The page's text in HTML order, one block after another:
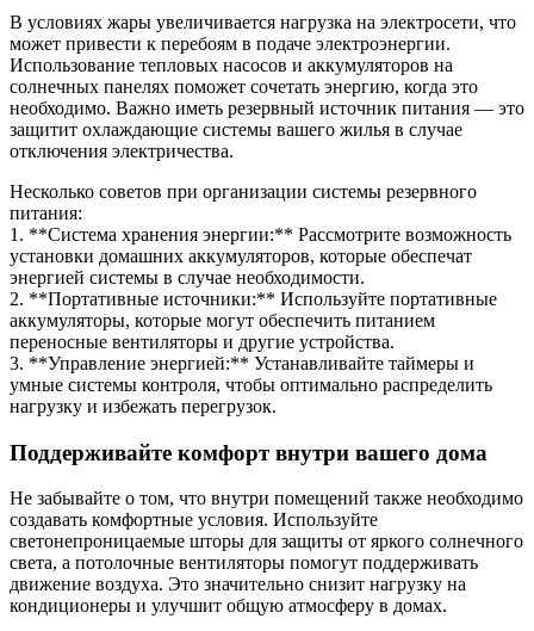
В условиях жары увеличивается нагрузка на электросети, что
может привести к перебоям в подаче электроэнергии.
Использование тепловых насосов и аккумуляторов на
солнечных панелях поможет сочетать энергию, когда это
необходимо. Важно иметь резервный источник питания — это
защитит охлаждающие системы вашего жилья в случае
отключения электричества.
Несколько советов при организации системы резервного
питания:
1. **Система хранения энергии:** Рассмотрите возможность
установки домашних аккумуляторов, которые обеспечат
энергией системы в случае необходимости.
2. **Портативные источники:** Используйте портативные
аккумуляторы, которые могут обеспечить питанием
переносные вентиляторы и другие устройства.
3. **Управление энергией:** Устанавливайте таймеры и
умные системы контроля, чтобы оптимально распределить
нагрузку и избежать перегрузок.
Поддерживайте комфорт внутри вашего дома
Не забывайте о том, что внутри помещений также необходимо
создавать комфортные условия. Используйте
светонепроницаемые шторы для защиты от яркого солнечного
света, а потолочные вентиляторы помогут поддерживать
движение воздуха. Это значительно снизит нагрузку на
кондиционеры и улучшит общую атмосферу в домах.